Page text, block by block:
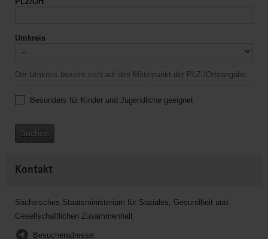
Umkreis
Der Umkreis bezieht sich auf den Mittelpunkt der PLZ-/Ortsangabe.
Besonders für Kinder und Jugendliche geeignet
Suchen
Kontakt
Sächsisches Staatsministerium für Soziales, Gesundheit und
Gesellschaftlichen Zusammenhalt
Besucheradresse: